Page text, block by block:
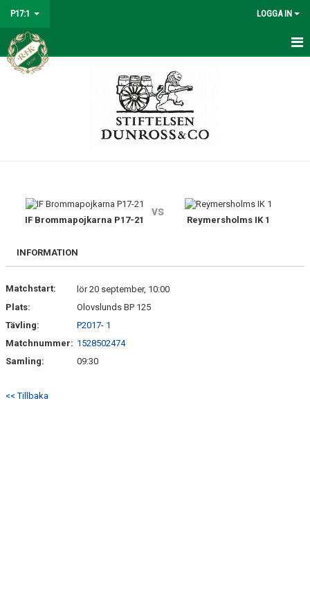
P17:1 LOGGA IN
HEM
BILDGALLERI
DOKUMENT
IF Brommapojkarna P17-21
vs
Reymersholms IK 1
INFORMATION
Matchstart:
lör 20 september, 10:00
Plats:
Olovslunds BP 125
Tävling:
P2017- 1
Matchnummer: 1528502474
Samling:
09:30
<< Tillbaka